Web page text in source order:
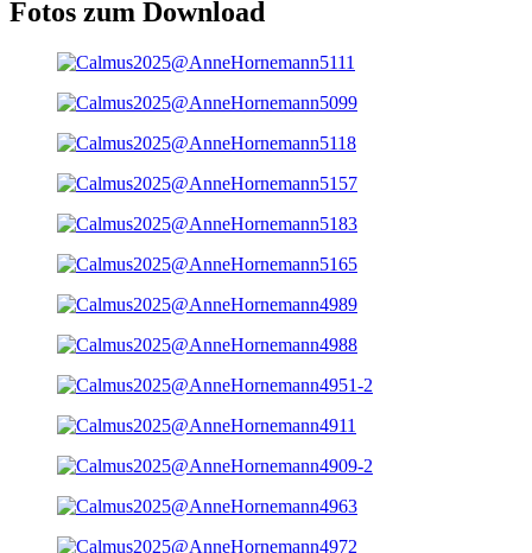
Fotos zum Download